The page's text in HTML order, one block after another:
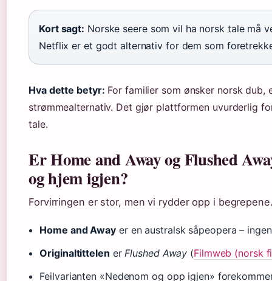
Kort sagt: Norske seere som vil ha norsk tale må
Netflix er et godt alternativ for dem som
Hva dette betyr: For familier som ønsker norsk dub,
strømmealternativ. Det gjør plattformen uvurderlig
tale.
Er Home and Away og Flushed
og hjem igjen?
Forvirringen er stor, men vi rydder opp i
Home and Away er en australsk såpeopera –
Originaltittelen er Flushed Away (Filmweb (norsk
Feilvarianten «Nedenom og opp igjen»